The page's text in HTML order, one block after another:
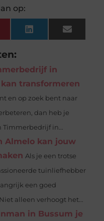
op:
LinkedIn Email
in
transformeren
en op zoek bent naar
dan heb je
Timmerbedrijf in...
Almelo kan jouw
Als je een trotse
tuinliefhebber
een goed
alleen verhoogt het...
in Bussum je